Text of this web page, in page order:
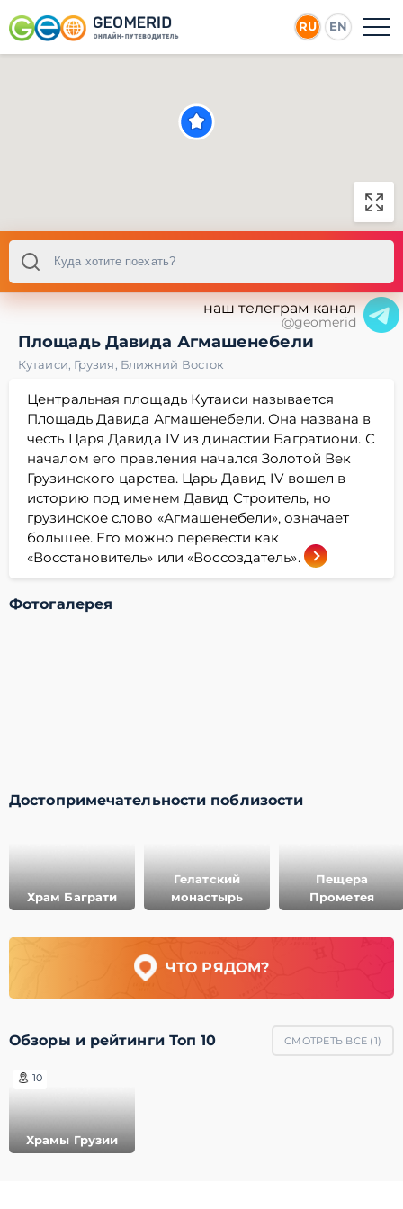
RU EN
наш телеграм канал
@geomerid
Площадь Давида Агмашенебели
Кутаиси, Грузия, Ближний Восток
Центральная площадь Кутаиси называется
Площадь Давида Агмашенебели. Она названа в
честь Царя Давида IV из династии Багратиони. С
началом его правления начался Золотой Век
Грузинского царства. Царь Давид IV вошел в
историю под именем Давид Строитель, но
грузинское слово «Агмашенебели», означает
большее. Его можно перевести как
«Восстановитель» или «Воссоздатель».
Фотогалерея
Достопримечательности поблизости
Храм Баграти
Гелатский
монастырь
Пещера
Прометея
ЧТО РЯДОМ?
Обзоры и рейтинги Топ 10 СМОТРЕТЬ ВСЕ (1)
10
Храмы Грузии